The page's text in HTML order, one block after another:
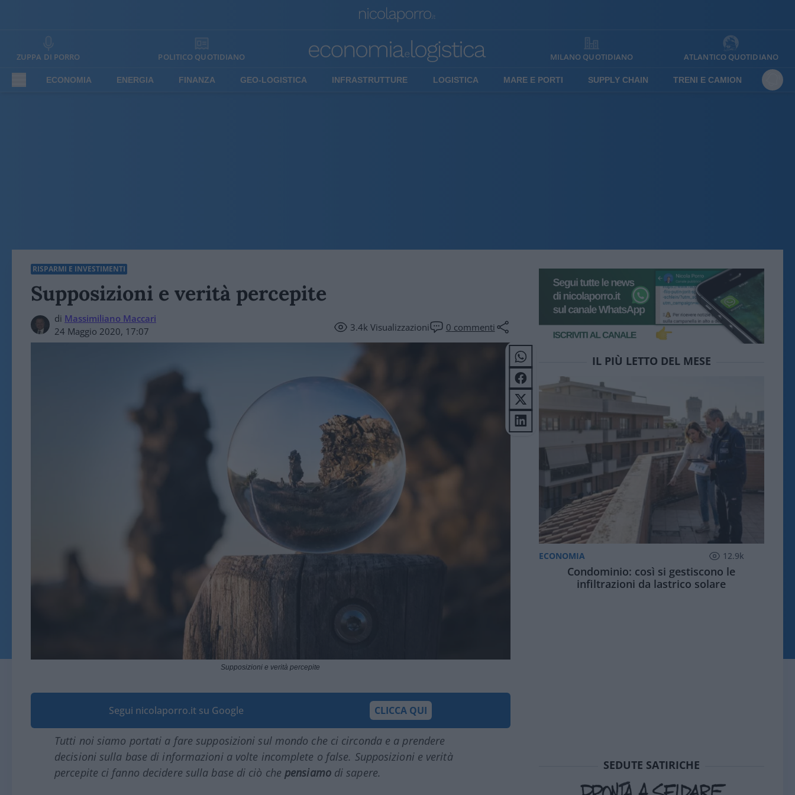
ZUPPA DI PORRO POLITICO QUOTIDIANO MILANO QUOTIDIANO ATLANTICO QUOTIDIANO
ECONOMIA ENERGIA FINANZA GEO-LOGISTICA INFRASTRUTTURE LOGISTICA MARE E PORTI SUPPLY CHAIN TRENI E CAMION
RISPARMI E INVESTIMENTI
Supposizioni e verità percepite
di Massimiliano Maccari
24 Maggio 2020, 17:07
3.4kVisualizzazioni 0 commenti
Supposizioni e verità percepite
Segui nicolaporro.it su Google CLICCA QUI
Tutti noi siamo portati a fare supposizioni sul mondo che ci circonda e a prendere
decisioni sulla base di informazioni a volte incomplete o false. Supposizioni e verità
percepite ci fanno decidere sulla base di ciò che pensiamo di sapere.
IL PIÙ LETTO DEL MESE
ECONOMIA 12.9k
Condominio: così si gestiscono le
infiltrazioni da lastrico solare
SEDUTE SATIRICHE